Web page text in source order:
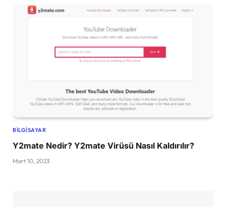
BILGISAYAR
Y2mate Nedir? Y2mate Virüsü Nasıl Kaldırılır?
Mart 10, 2023